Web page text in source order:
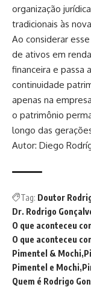
organização
tradicionais às
Ao considerar
de ativos em
financeira e passa
continuidade
apenas na
o patrimônio
longo das
Autor: Diego
Tag: Doutor
Dr. Rodrigo
O que aconteceu
O que aconteceu
Pimentel & Mochi
Pimentel e Mochi
Quem é Rodrigo